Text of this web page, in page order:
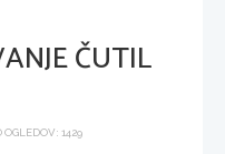
ČUTIL
OGLEDOV: 1429